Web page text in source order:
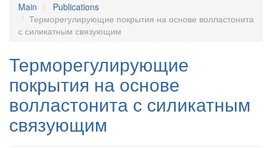
Main
Publications
Терморегулирующие покрытия на основе волластонита
с силикатным связующим
Терморегулирующие
покрытия на основе
волластонита с силикатным
связующим